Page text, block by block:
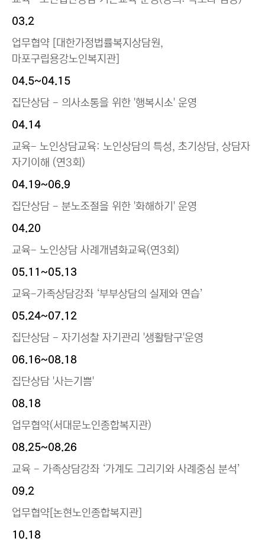
03.2
업무협약 [대한가정법률복지상담원,
마포구립용강노인복지관]
04.5~04.15
집단상담 - 의사소통을 위한 '행복시소' 운영
04.14
교육- 노인상담교육: 노인상담의 특성, 초기상담, 상담자
자기이해 (연3회)
04.19~06.9
집단상담 - 분노조절을 위한 '화해하기' 운영
04.20
교육- 노인상담 사례개념화교육(연3회)
05.11~05.13
교육-가족상담강좌 ‘부부상담의 실제와 연습’
05.24~07.12
집단상담 - 자기성찰 자기관리 '생활탐구'운영
06.16~08.18
집단상담 '사는기쁨'
08.18
업무협약(서대문노인종합복지관)
08.25~08.26
교육 - 가족상담강좌 ‘가계도 그리기와 사례중심 분석’
09.2
업무협약[논현노인종합복지관]
10.18